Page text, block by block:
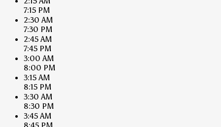
7:15 PM
2:30 AM
7:30 PM
2:45 AM
7:45 PM
3:00 AM
8:00 PM
3:15 AM
8:15 PM
3:30 AM
8:30 PM
3:45 AM
8:45 PM